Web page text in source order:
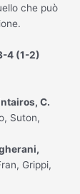
che può
4 (1-2)
C.
Suton,
Grippi,